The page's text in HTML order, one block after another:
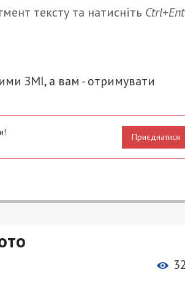
тексту та натисніть
ЗМІ, а вам - отримувати
Приєднатися